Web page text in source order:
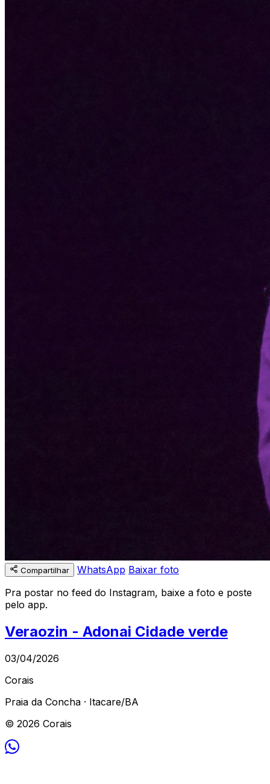
Compartilhar WhatsApp Baixar foto
Pra postar no feed do Instagram, baixe a foto e poste
pelo app.
Veraozin - Adonai Cidade verde
03/04/2026
Corais
Praia da Concha · Itacare/BA
© 2026 Corais